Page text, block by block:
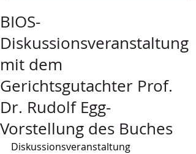
BIOS-
Diskussionsveranstaltung
mit dem
Gerichtsgutachter Prof.
Dr. Rudolf Egg-
Vorstellung des Buches
Diskussionsveranstaltung